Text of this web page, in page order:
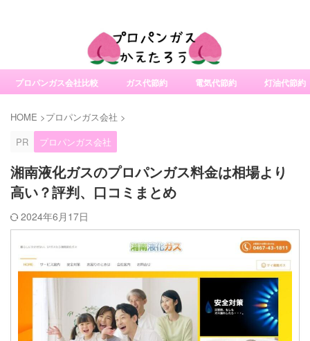
プロパンガス会社比較 ガス代節約 電気代節約 灯油代節約
HOME >プロパンガス会社 >
PR
プロパンガス会社
湘南液化ガスのプロパンガス料金は相場より
高い？評判、口コミまとめ
2024年6月17日